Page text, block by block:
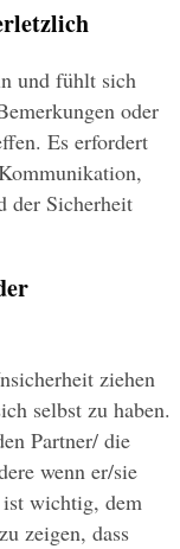
und fühlt sich
oder
Es erfordert
der Sicherheit
ziehen
selbst zu haben.
Partner/ die
wenn er/sie
ist wichtig, dem
zeigen, dass